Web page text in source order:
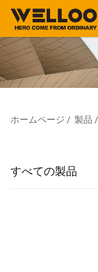
ホームページ / 製品 /
すべての製品